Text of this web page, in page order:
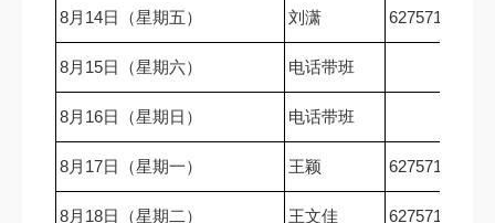
8月14日（星期五） 刘潇 62757167
8月15日（星期六） 电话带班
8月16日（星期日） 电话带班
8月17日（星期一） 王颖 62757167
8月18日（星期二） 王文佳 62757167